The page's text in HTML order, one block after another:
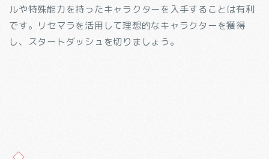
ルや特殊能力を持ったキャラクターを入手することは有利
です。リセマラを活用して理想的なキャラクターを獲得
し、スタートダッシュを切りましょう。